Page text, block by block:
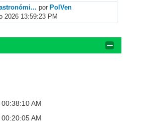
por PolVen
2026 13:59:23 PM
AM
AM